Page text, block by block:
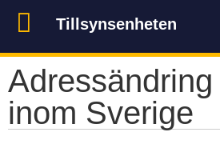
Tillsynsenheten
inom Sverige